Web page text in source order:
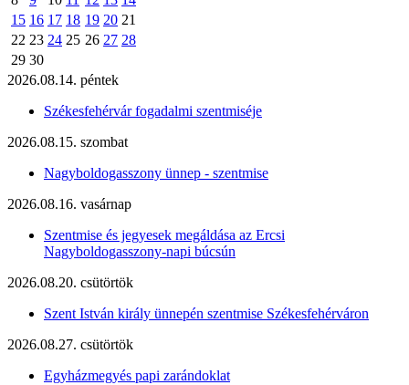
15 16 17 18 19 20 21
22 23 24 25 26 27 28
29 30
2026.08.14. péntek
Székesfehérvár fogadalmi szentmiséje
2026.08.15. szombat
Nagyboldogasszony ünnep - szentmise
2026.08.16. vasárnap
Szentmise és jegyesek megáldása az Ercsi
Nagyboldogasszony-napi búcsún
2026.08.20. csütörtök
Szent István király ünnepén szentmise Székesfehérváron
2026.08.27. csütörtök
Egyházmegyés papi zarándoklat